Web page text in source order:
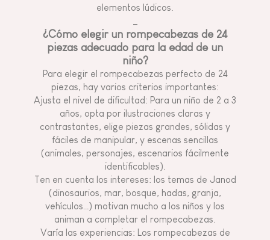
elementos lúdicos.
¿Cómo elegir un rompecabezas de 24
piezas adecuado para la edad de un
niño?
Para elegir el rompecabezas perfecto de 24
piezas, hay varios criterios importantes:
Ajusta el nivel de dificultad: Para un niño de 2 a 3
años, opta por ilustraciones claras y
contrastantes, elige piezas grandes, sólidas y
fáciles de manipular, y escenas sencillas
(animales, personajes, escenarios fácilmente
identificables).
Ten en cuenta los intereses: los temas de Janod
(dinosaurios, mar, bosque, hadas, granja,
vehículos…) motivan mucho a los niños y los
animan a completar el rompecabezas.
Varía las experiencias: Los rompecabezas de